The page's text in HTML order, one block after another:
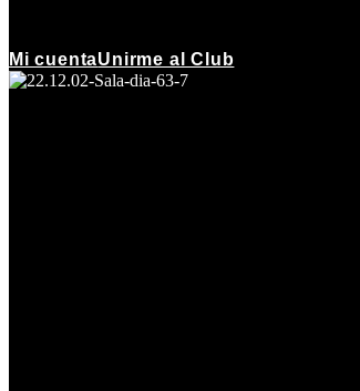
Mi cuentaUnirme al Club